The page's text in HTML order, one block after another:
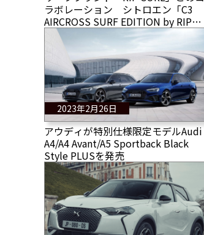
ラボレーション シトロエン「C3
AIRCROSS SURF EDITION by RIP
CURL」を発売
2023年2月26日
アウディが特別仕様限定モデルAudi
A4/A4 Avant/A5 Sportback Black
Style PLUSを発売